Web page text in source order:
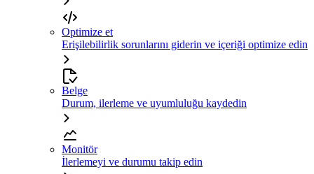
Optimize et
Erişilebilirlik sorunlarını giderin ve içeriği optimize edin
Belge
Durum, ilerleme ve uyumluluğu kaydedin
Monitör
İlerlemeyi ve durumu takip edin